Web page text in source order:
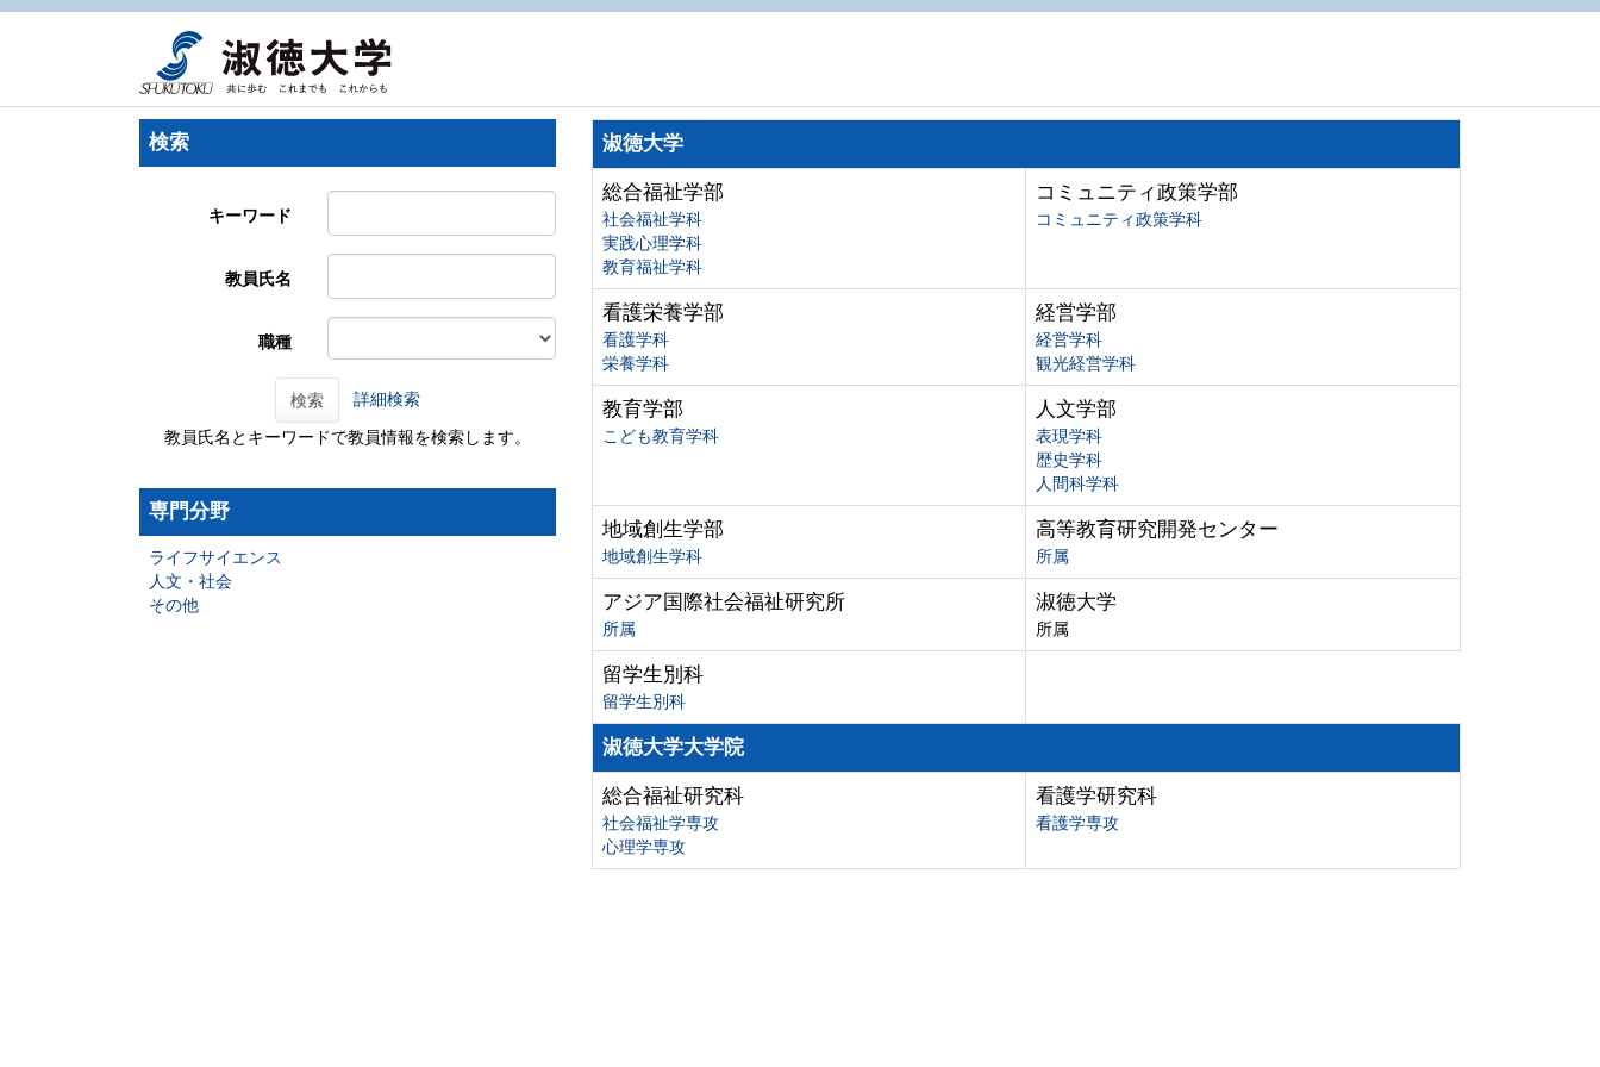
検索
キーワード
教員氏名
職種
検索 詳細検索
教員氏名とキーワードで教員情報を検索します。
専門分野
ライフサイエンス
人文・社会
その他
淑徳大学
総合福祉学部
社会福祉学科
実践心理学科
教育福祉学科
コミュニティ政策学部
コミュニティ政策学科
看護栄養学部
看護学科
栄養学科
経営学部
経営学科
観光経営学科
教育学部
こども教育学科
人文学部
表現学科
歴史学科
人間科学科
地域創生学部
地域創生学科
高等教育研究開発センター
所属
アジア国際社会福祉研究所
所属
淑徳大学
所属
留学生別科
留学生別科
淑徳大学大学院
総合福祉研究科
社会福祉学専攻
心理学専攻
看護学研究科
看護学専攻